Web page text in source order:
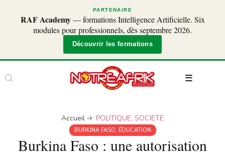
PARTENAIRE
RAF Academy— formations Intelligence Artificielle. Six
modules pour professionnels, dès septembre 2026.
Découvrir les formations
Accueil POLITIQUE, SOCIETE
BURKINA FASO, ÉDUCATION
Burkina Faso : une autorisation